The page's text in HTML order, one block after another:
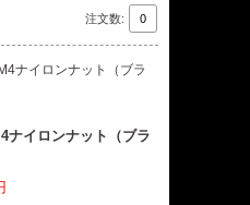
注文数:
イロンナット（ブラ